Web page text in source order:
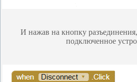
И нажав на кнопку
подключенное